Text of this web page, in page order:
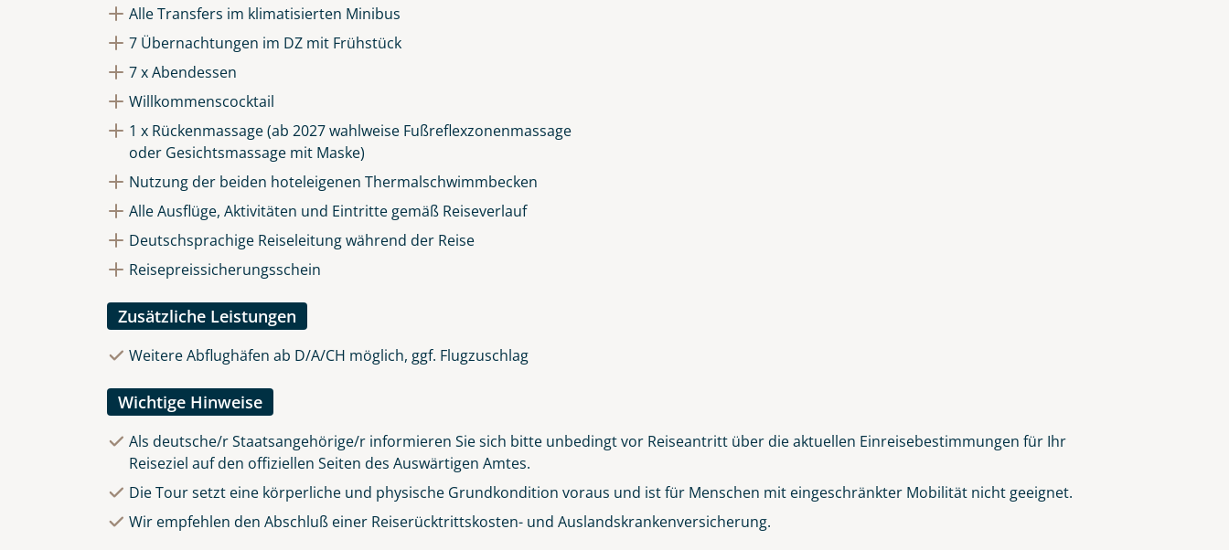
Alle Transfers im klimatisierten Minibus
7 Übernachtungen im DZ mit Frühstück
7 x Abendessen
Willkommenscocktail
1 x Rückenmassage (ab 2027 wahlweise Fußreflexzonenmassage
oder Gesichtsmassage mit Maske)
Nutzung der beiden hoteleigenen Thermalschwimmbecken
Alle Ausflüge, Aktivitäten und Eintritte gemäß Reiseverlauf
Deutschsprachige Reiseleitung während der Reise
Reisepreissicherungsschein
Zusätzliche Leistungen
Weitere Abflughäfen ab D/A/CH möglich, ggf. Flugzuschlag
Wichtige Hinweise
Als deutsche/r Staatsangehörige/r informieren Sie sich bitte unbedingt vor Reiseantritt über die aktuellen Einreisebestimmungen für Ihr
Reiseziel auf den offiziellen Seiten des Auswärtigen Amtes.
Die Tour setzt eine körperliche und physische Grundkondition voraus und ist für Menschen mit eingeschränkter Mobilität nicht geeignet.
Wir empfehlen den Abschluß einer Reiserücktrittskosten- und Auslandskrankenversicherung.